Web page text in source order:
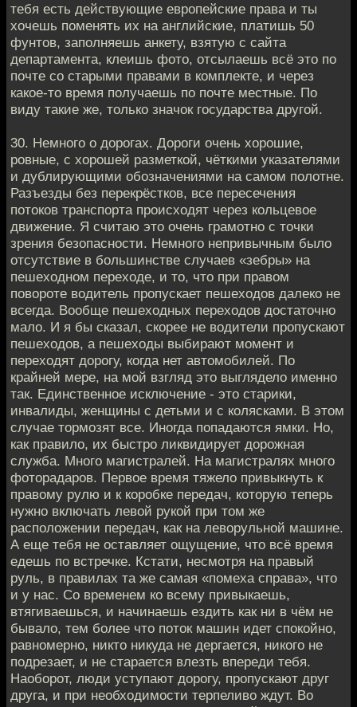
тебя есть действующие европейские права и ты
хочешь поменять их на английские, платишь 50
фунтов, заполняешь анкету, взятую с сайта
департамента, клеишь фото, отсылаешь всё это по
почте со старыми правами в комплекте, и через
какое-то время получаешь по почте местные. По
виду такие же, только значок государства другой.
30. Немного о дорогах. Дороги очень хорошие,
ровные, с хорошей разметкой, чёткими указателями
и дублирующими обозначениями на самом полотне.
Разъезды без перекрёстков, все пересечения
потоков транспорта происходят через кольцевое
движение. Я считаю это очень грамотно с точки
зрения безопасности. Немного непривычным было
отсутствие в большинстве случаев «зебры» на
пешеходном переходе, и то, что при правом
повороте водитель пропускает пешеходов далеко не
всегда. Вообще пешеходных переходов достаточно
мало. И я бы сказал, скорее не водители пропускают
пешеходов, а пешеходы выбирают момент и
переходят дорогу, когда нет автомобилей. По
крайней мере, на мой взгляд это выглядело именно
так. Единственное исключение - это старики,
инвалиды, женщины с детьми и с колясками. В этом
случае тормозят все. Иногда попадаются ямки. Но,
как правило, их быстро ликвидирует дорожная
служба. Много магистралей. На магистралях много
фоторадаров. Первое время тяжело привыкнуть к
правому рулю и к коробке передач, которую теперь
нужно включать левой рукой при том же
расположении передач, как на леворульной машине.
А еще тебя не оставляет ощущение, что всё время
едешь по встречке. Кстати, несмотря на правый
руль, в правилах та же самая «помеха справа», что
и у нас. Со временем ко всему привыкаешь,
втягиваешься, и начинаешь ездить как ни в чём не
бывало, тем более что поток машин идет спокойно,
равномерно, никто никуда не дергается, никого не
подрезает, и не старается влезть впереди тебя.
Наоборот, люди уступают дорогу, пропускают друг
друга, и при необходимости терпеливо ждут. Во